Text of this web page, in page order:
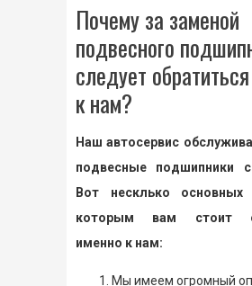
Почему за заменой
подвесного
следует
к нам?
Наш автосервис
подвесные подшипники с
Вот несклько основных
которым вам стоит
именно к нам:
Мы имеем огромный